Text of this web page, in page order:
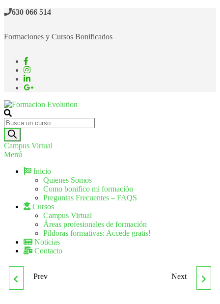
630 066 514
Formaciones y Cursos Bonificados
Formacion Evolution
Cursos de formación continua
Campus Virtual
Menú
Inicio
Quienes Somos
Como bonifico mi formación
Preguntas Frecuentes – FAQS
Cursos
Campus Virtual
Áreas profesionales de formación
Píldoras formativas: Accede gratis!
Noticias
Contacto
Prev MF0922_2 OBTENCIÓN
Next